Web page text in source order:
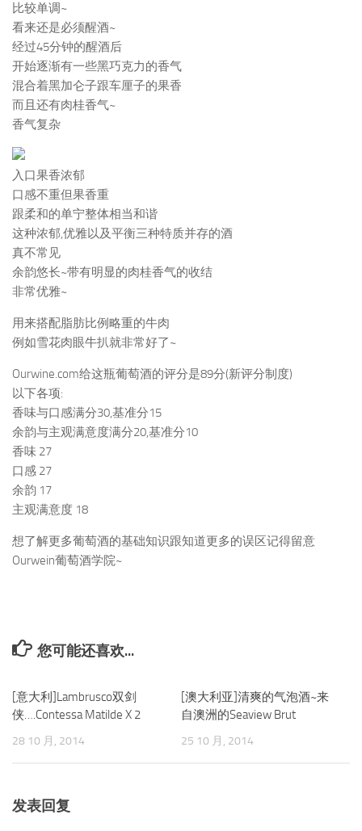
比较单调~
看来还是必须醒酒~
经过45分钟的醒酒后
开始逐渐有一些黑巧克力的香气
混合着黑加仑子跟车厘子的果香
而且还有肉桂香气~
香气复杂
入口果香浓郁
口感不重但果香重
跟柔和的单宁整体相当和谐
这种浓郁,优雅以及平衡三种特质并存的酒
真不常见
余韵悠长~带有明显的肉桂香气的收结
非常优雅~
用来搭配脂肪比例略重的牛肉
例如雪花肉眼牛扒就非常好了~
Ourwine.com给这瓶葡萄酒的评分是89分(新评分制度)
以下各项:
香味与口感满分30,基准分15
余韵与主观满意度满分20,基准分10
香味 27
口感 27
余韵 17
主观满意度 18
想了解更多葡萄酒的基础知识跟知道更多的误区记得留意
Ourwein葡萄酒学院~
您可能还喜欢...
[意大利]Lambrusco双剑
侠….Contessa Matilde X 2
28 10 月, 2014
[澳大利亚]清爽的气泡酒~来
自澳洲的Seaview Brut
25 10 月, 2014
发表回复